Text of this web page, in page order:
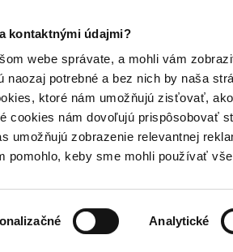
kontaktnými údajmi?
webe správate, a mohli vám
naozaj potrebné a bez nich by naša
ktoré nám umožňujú zisťovať,
cookies nám dovoľujú prispôsobovať
umožňujú zobrazenie relevantnej
pomohlo, keby sme mohli používať
Analytické